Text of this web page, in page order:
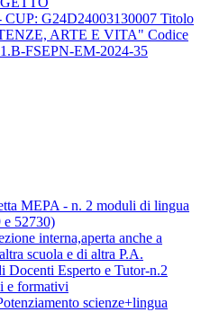
G24D24003130007 Titolo
ARTE E VITA" Codice
FSEPN-EM-2024-35
MEPA - n. 2 moduli di lingua
e 52730)
interna,aperta anche a
scuola e di altra P.A.
Docenti Esperto e Tutor-n.2
e formativi
scienze+lingua